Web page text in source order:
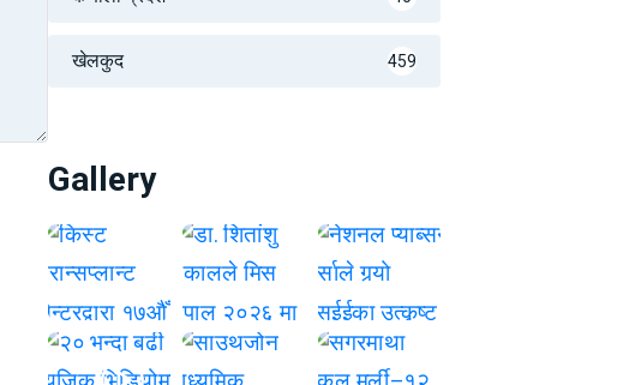
खेलकुद 459
Gallery